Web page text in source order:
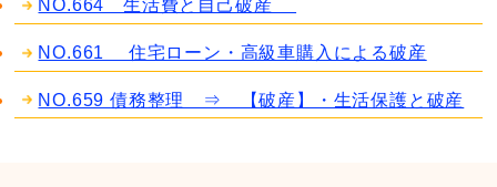
NO.664 生活費と自己破産
NO.661 住宅ローン・高級車購入による破産
NO.659 債務整理 ⇒ 【破産】・生活保護と破産